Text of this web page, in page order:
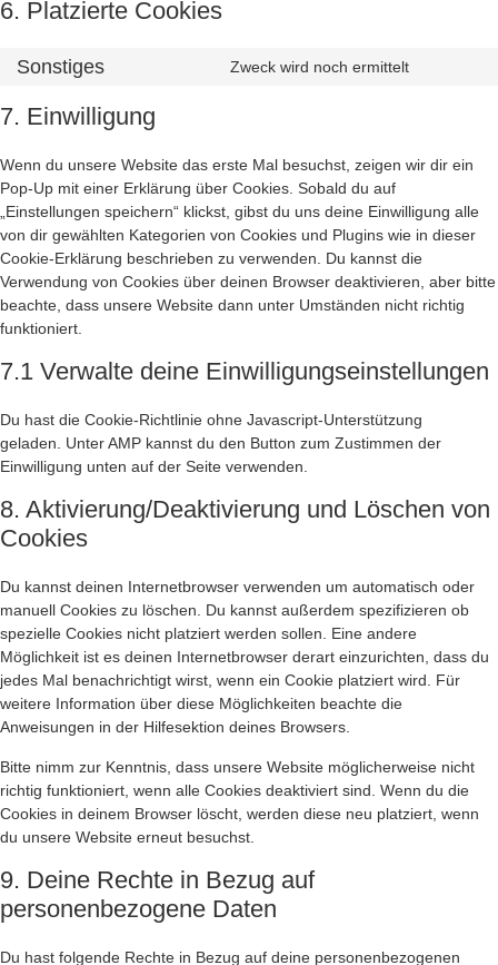
6. Platzierte Cookies
Sonstiges Zweck wird noch ermittelt
7. Einwilligung
Wenn du unsere Website das erste Mal besuchst, zeigen wir dir ein
Pop-Up mit einer Erklärung über Cookies. Sobald du auf
„Einstellungen speichern“ klickst, gibst du uns deine Einwilligung alle
von dir gewählten Kategorien von Cookies und Plugins wie in dieser
Cookie-Erklärung beschrieben zu verwenden. Du kannst die
Verwendung von Cookies über deinen Browser deaktivieren, aber bitte
beachte, dass unsere Website dann unter Umständen nicht richtig
funktioniert.
7.1 Verwalte deine Einwilligungseinstellungen
Du hast die Cookie-Richtlinie ohne Javascript-Unterstützung
geladen. Unter AMP kannst du den Button zum Zustimmen der
Einwilligung unten auf der Seite verwenden.
8. Aktivierung/Deaktivierung und Löschen von
Cookies
Du kannst deinen Internetbrowser verwenden um automatisch oder
manuell Cookies zu löschen. Du kannst außerdem spezifizieren ob
spezielle Cookies nicht platziert werden sollen. Eine andere
Möglichkeit ist es deinen Internetbrowser derart einzurichten, dass du
jedes Mal benachrichtigt wirst, wenn ein Cookie platziert wird. Für
weitere Information über diese Möglichkeiten beachte die
Anweisungen in der Hilfesektion deines Browsers.
Bitte nimm zur Kenntnis, dass unsere Website möglicherweise nicht
richtig funktioniert, wenn alle Cookies deaktiviert sind. Wenn du die
Cookies in deinem Browser löscht, werden diese neu platziert, wenn
du unsere Website erneut besuchst.
9. Deine Rechte in Bezug auf
personenbezogene Daten
Du hast folgende Rechte in Bezug auf deine personenbezogenen